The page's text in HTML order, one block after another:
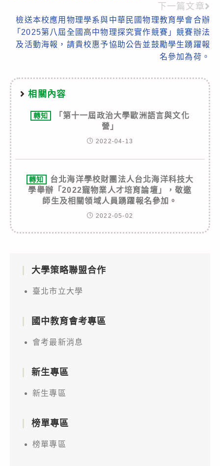
下一篇文章
檢送本校應用物理學系與中華民國物理教育學會合辦
「2025第八屆全國高中物理探究實作競賽」競賽辦法
及活動海報，請貴校惠予協助公告並鼓勵學生踴躍報
名參加為荷。
相關內容
轉知
「第十一屆政治大學歐洲語言與文化
營」
2022-04-13
轉知
台北海洋學校財團法人台北海洋科技大
學舉辦「2022寵物業人才培育論壇」，敬邀
師生及相關領域人員踴躍報名參加。
2022-05-02
大學策略聯盟合作
臺北市立大學
國中教育會考專區
會考最新消息
新生專區
新生專區
榜單專區
榜單專區